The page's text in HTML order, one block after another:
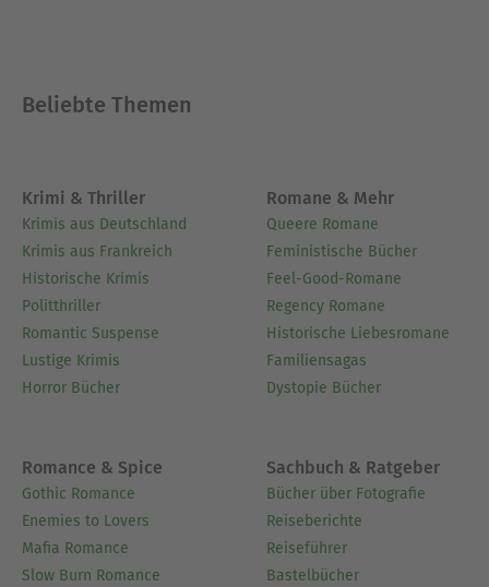
Beliebte Themen
Krimi & Thriller
Krimis aus Deutschland
Krimis aus Frankreich
Historische Krimis
Politthriller
Romantic Suspense
Lustige Krimis
Horror Bücher
Romane & Mehr
Queere Romane
Feministische Bücher
Feel-Good-Romane
Regency Romane
Historische Liebesromane
Familiensagas
Dystopie Bücher
Romance & Spice
Gothic Romance
Enemies to Lovers
Mafia Romance
Slow Burn Romance
Sachbuch & Ratgeber
Bücher über Fotografie
Reiseberichte
Reiseführer
Bastelbücher